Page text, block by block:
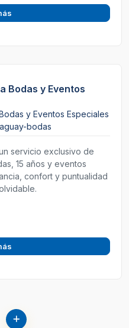
Bodas y Eventos
servicio exclusivo de
15 años y eventos
confort y puntualidad